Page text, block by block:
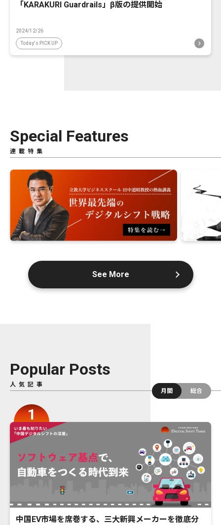
「KARAKURI Guardrails」β版の提供開始
2024/12/26
Today's PICK UP
Special Features
連載特集
See More
Popular Posts
人気記事
月間
総合
中国EV市場を席巻する、三大新興メーカーを徹底分